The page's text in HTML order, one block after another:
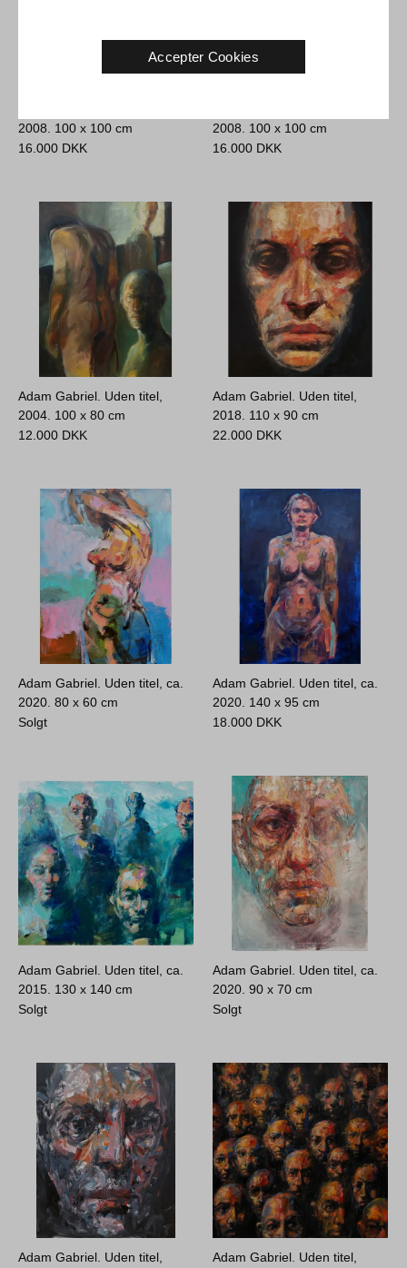
2008. 100 x 100 cm
16.000 DKK
2008. 100 x 100 cm
16.000 DKK
Adam Gabriel. Uden titel,
2004. 100 x 80 cm
12.000 DKK
Adam Gabriel. Uden titel,
2018. 110 x 90 cm
22.000 DKK
Adam Gabriel. Uden titel, ca.
2020. 80 x 60 cm
Solgt
Adam Gabriel. Uden titel, ca.
2020. 140 x 95 cm
18.000 DKK
Adam Gabriel. Uden titel, ca.
2015. 130 x 140 cm
Solgt
Adam Gabriel. Uden titel, ca.
2020. 90 x 70 cm
Solgt
Adam Gabriel. Uden titel,
Adam Gabriel. Uden titel,
Accepter Cookies